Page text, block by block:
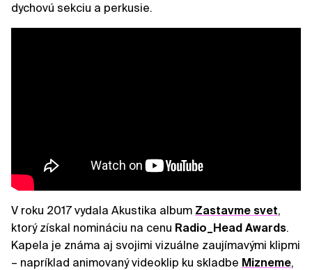
dychovú sekciu a perkusie.
V roku 2017 vydala Akustika album Zastavme svet,
ktorý získal nomináciu na cenu Radio_Head Awards.
Kapela je známa aj svojimi vizuálne zaujímavými klipmi
– napríklad animovaný videoklip ku skladbe Mizneme,